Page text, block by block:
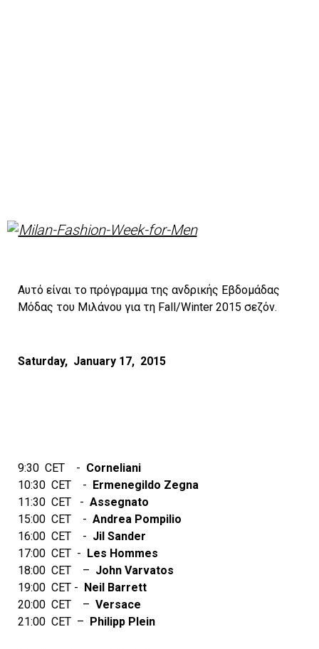
Αυτό είναι το πρόγραμμα της ανδρικής Εβδομάδας
Μόδας του Μιλάνου για τη Fall/Winter 2015 σεζόν.
Saturday, January 17, 2015
9:30 CET -­ Corneliani
10:30 CET -­
Ermenegildo Zegna
11:30 CET -­ Assegnato
15:00 CET -­ Andrea Pompilio
16:00 CET -­ Jil Sander
17:00 CET -­
Les Hommes
18:00 CET – ­ John Varvatos
19:00 CET -­
Neil Barrett
20:00 CET – ­ Versace
21:00 CET – ­
Philipp Plein